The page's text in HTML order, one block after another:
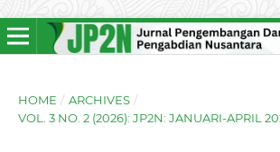
HOME / ARCHIVES /
VOL. 3 NO. 2 (2026): JP2N: JANUARI-APRIL